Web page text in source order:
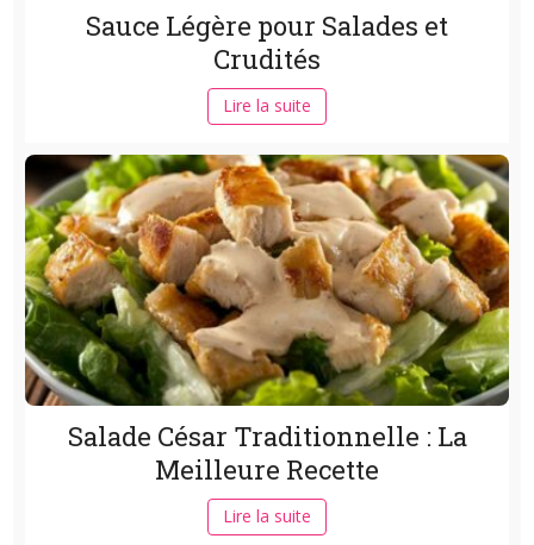
Sauce Légère pour Salades et
Crudités
Lire la suite
Salade César Traditionnelle : La
Meilleure Recette
Lire la suite